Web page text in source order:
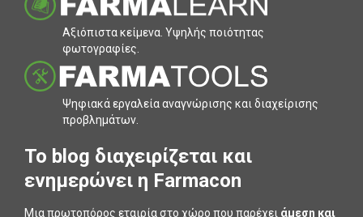
Αξιόπιστα κείµενα. Υψηλής ποιότητας
φωτογραφίες.
Ψηφιακά εργαλεία αναγνώρισης και διαχείρισης
προβληµάτων.
To blog διαχειρίζεται και
ενημερώνει η Farmacon
Μια πρωτοπόρος εταιρία στο χώρο που παρέχει άμεση και